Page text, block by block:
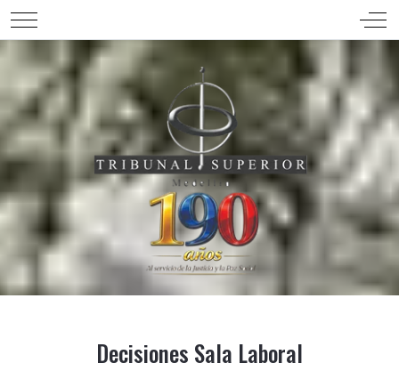
Mobile Menu Toggle Off-
Decisiones Sala Laboral